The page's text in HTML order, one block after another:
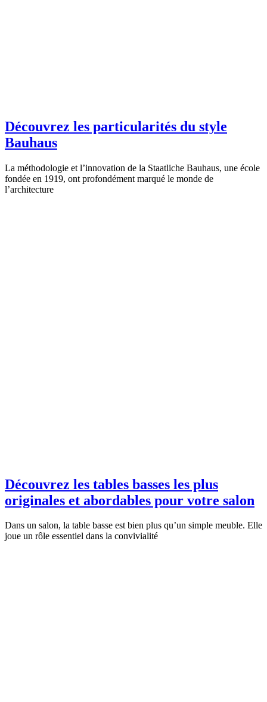
Découvrez les particularités du style
Bauhaus
La méthodologie et l’innovation de la Staatliche Bauhaus, une école
fondée en 1919, ont profondément marqué le monde de
l’architecture
Découvrez les tables basses les plus
originales et abordables pour votre salon
Dans un salon, la table basse est bien plus qu’un simple meuble. Elle
joue un rôle essentiel dans la convivialité